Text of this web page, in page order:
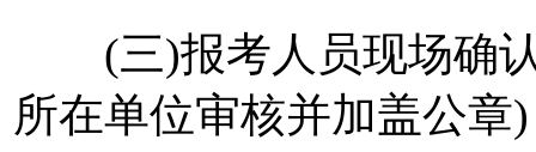
(三)报考人员现场确认
所在单位审核并加盖公章